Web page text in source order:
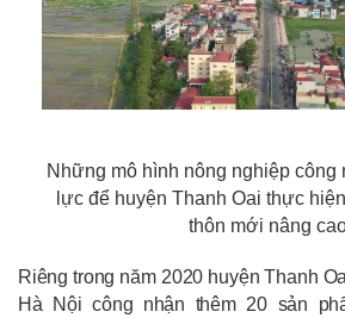
Những mô hình nông nghiệp công
lực để huyện Thanh Oai thực
thôn mới nâng
Riêng trong năm 2020 huyện Thanh
Hà Nội công nhận thêm 20 sản